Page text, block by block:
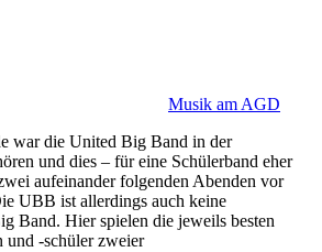
Musik am AGD
war die United Big Band in der
und dies – für eine Schülerband eher
aufeinander folgenden Abenden vor
UBB ist allerdings auch keine
Band. Hier spielen die jeweils besten
und -schüler zweier